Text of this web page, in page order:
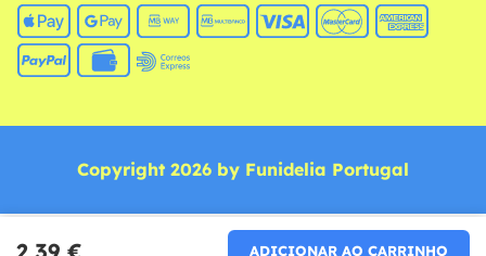
2,39 € ADICIONAR AO CARRINHO
Copyright 2026 by Funidelia Portugal